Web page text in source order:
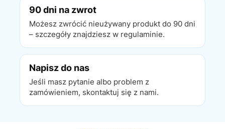
90 dni na zwrot
Możesz zwrócić nieużywany produkt do 90 dni
– szczegóły znajdziesz w regulaminie.
Napisz do nas
Jeśli masz pytanie albo problem z
zamówieniem, skontaktuj się z nami.